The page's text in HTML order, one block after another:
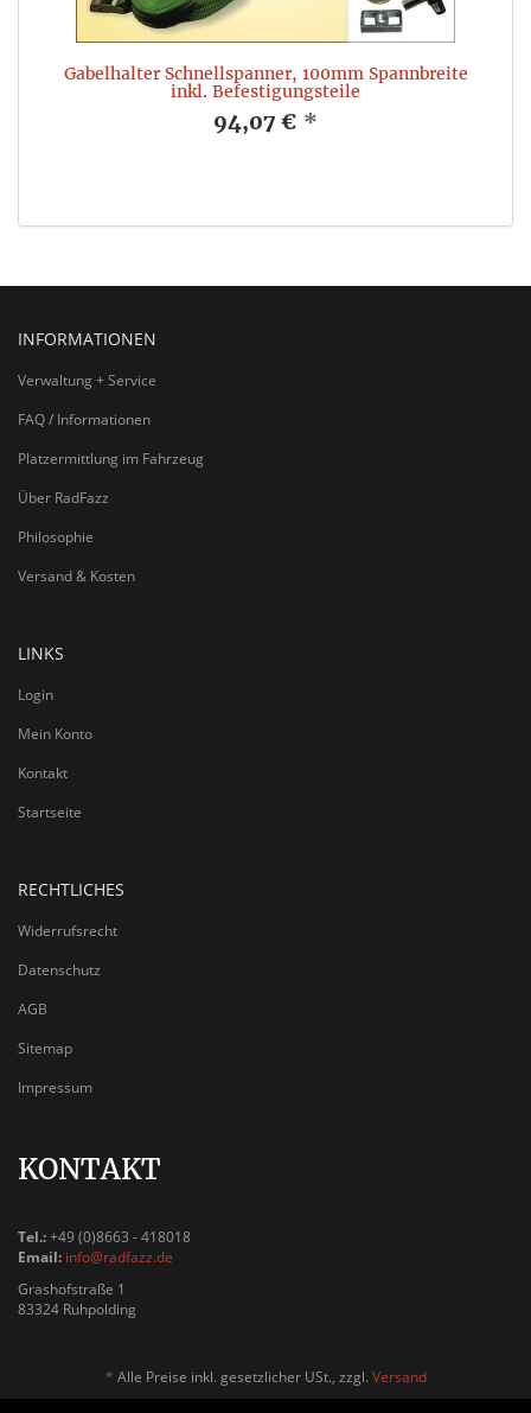
Gabelhalter Schnellspanner, 100mm Spannbreite
inkl. Befestigungsteile
94,07 € *
INFORMATIONEN
Verwaltung + Service
FAQ / Informationen
Platzermittlung im Fahrzeug
Über RadFazz
Philosophie
Versand & Kosten
LINKS
Login
Mein Konto
Kontakt
Startseite
RECHTLICHES
Widerrufsrecht
Datenschutz
AGB
Sitemap
Impressum
KONTAKT
Tel.:+49 (0)8663 - 418018
Email: info@radfazz.de
Grashofstraße 1
83324 Ruhpolding
* Alle Preise inkl. gesetzlicher USt., zzgl. Versand